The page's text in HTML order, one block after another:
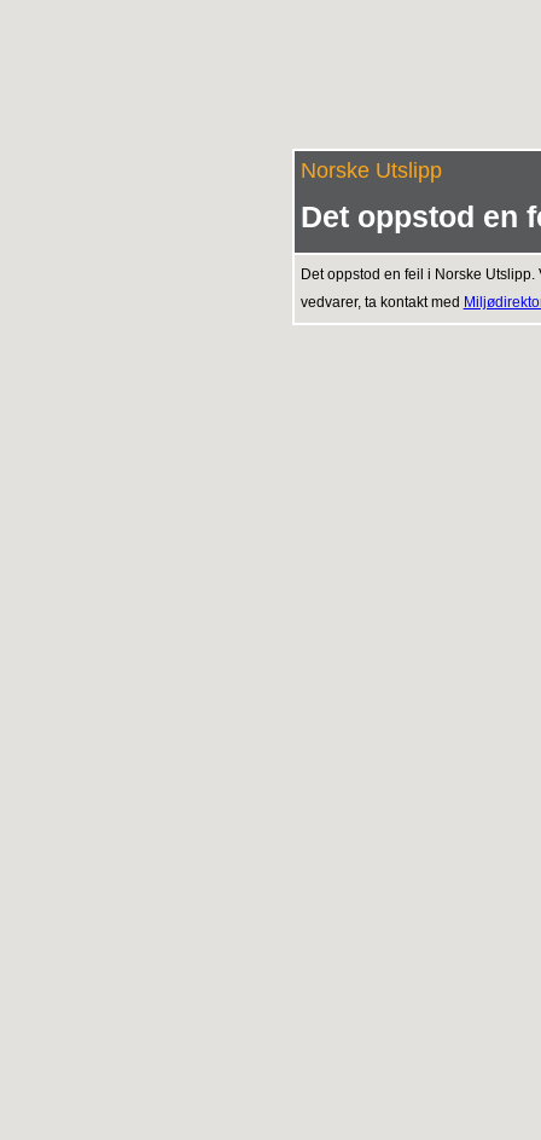
Norske Utslipp
Det oppstod en
Det oppstod en feil i Norske
vedvarer, ta kontakt med